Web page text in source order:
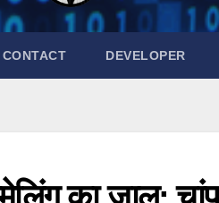
CONTACT DEVELOPER